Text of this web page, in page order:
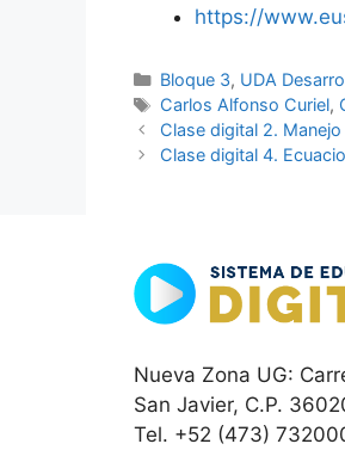
https://
Categorías
Bloque 3, UDA
Etiquetas
Carlos Alfonso Curiel,
Clase digital 2.
Clase digital 4.
Nueva Zona UG:
San Javier, C.P.
Tel. +52 (473)